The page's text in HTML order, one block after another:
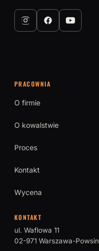
PRACOWNIA
O firmie
O kowalstwie
Proces
Kontakt
Wycena
KONTAKT
ul. Waflowa 11
02-971 Warszawa-Powsin